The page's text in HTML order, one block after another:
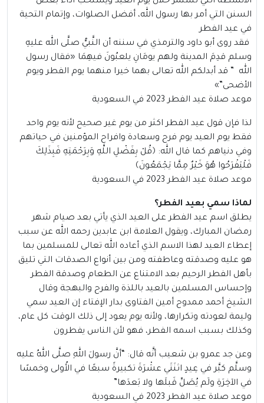
السنن التي أمر بها رسول الله، أفضل الصلوات، وإتمام التحية
في عيد الفطر
فقد روى أبو داود والترمذي في سننه أن النَّبيُّ صلَّى الله عليهِ
وسلم قدِمَ المدينة ولهم يومَانِ يلعبُونَ فيهِمَا «فقال رسول
الله ” قد أبدلكم الله تعالى بهما خيرا منهما يوم الفطر ويوم
الأضحى”»
موعد صلاة عيد الفطر 2023 في السعودية
لذا فإن قول عيد الفطر اكثر من يوم غير صحيح لأنه يوم واحد
فقط يوم العيد يوم فرح وسعادة وافراح المؤمنين في حياتهم
وفي دنياهم كما قال الله: ﴿قُلْ بِفَضْلِ اللَّهِ وَبِرَحْمَتِهِ فَبِذَلِكَ
فَلْيَفْرَحُوا هُوَ خَيْرٌ مِمَّا يَجْمَعُونَ﴾
موعد صلاة عيد الفطر 2023 في السعودية
لماذا سمي بعيد الفطر؟
يطلق اسم عيد الفطر على العيد الذي يأتي بعد صيام شهر
رمضان المبارك، ويقول العلامة ابن عابدين رحمه الله عن سبب
إعطاء العيد لهذا الاسم الذي أعاده الله تعالى للمسلمين بما
هو عليه وصدقته وعاطفته ومن بين أنواع الصدقات التي تليق
بأهل الفطر الرحيم بعد الامتناع عن الطعام وصدقة الفطر
وإحساس المسلمين بالعيد باللذة والفرح والبهجة وقال
الشيخ أحمد ممدوح أمين الفتاوى بدار الإفتاء إن العيد سمي
وليمة لعودته وتكرارها، ولأنه يوم يعود إلى ذلك الوقت كل عام،
وكذلك بسبب اسمه الفطر، فهو لأن الناس يفطرون
وعن جد عمرو بن شعيب أنَّه قال: “أنَّ رسولَ اللهِ صلَّى اللهُ عليه
وسلَّم كبَّر في عِيدٍ اثنَتَي عشْرَةَ تكبيرةً سبعًا في الأُولى وخمسًا
في الآخِرَةِ ولَم يُصَلِّ قَبلَها ولا بَعدَها”
موعد صلاة عيد الفطر 2023 في السعودية